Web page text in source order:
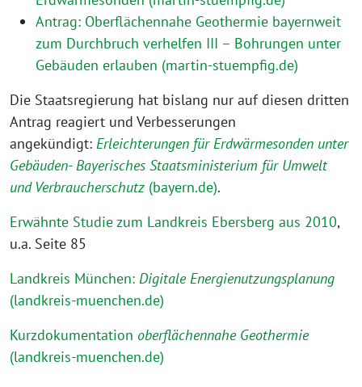
Antrag: Oberflächennahe Geothermie bayernweit
zum Durchbruch verhelfen III – Bohrungen unter
Gebäuden erlauben (martin-stuempfig.de)
Die Staatsregierung hat bislang nur auf diesen dritten
Antrag reagiert und Verbesserungen
angekündigt: Erleichterungen für Erdwärmesonden unter
Gebäuden- Bayerisches Staatsministerium für Umwelt
und Verbraucherschutz (bayern.de).
Erwähnte Studie zum Landkreis Ebersberg aus 2010,
u.a. Seite 85
Landkreis München: Digitale Energienutzungsplanung
(landkreis-muenchen.de)
Kurzdokumentation oberflächennahe Geothermie
(landkreis-muenchen.de)